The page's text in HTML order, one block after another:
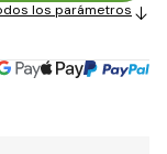
los parámetros